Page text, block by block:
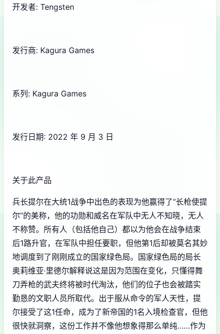
开发者: Tengsten
发行商: Kagura Games
系列: Kagura Games
发行日期: 2022 年 9 月 3 日
关于此产品
兵长提尔在大统1战争中出色的表现为他赢得了“长枪使提
尔”的美称，他的功勋和威名在军队中无人不知晓，无人
不称赞。所有人（包括他自己）都以为他会在战争结束
后1路升官，在军队中担任要职，但他第1后却被莫名其妙
地调度到了刚刚成立的国家绿色局。国家绿色局的局长
奥莉维亚·里德尔解释说这是因为范围在变化，只懂得舞
刀弄枪的武夫终将被时代淘汰，他们的位子也会被踏实
勤恳的文职人员所取代。出于服从命令的军人天性，提
尔接受了这1任命，成为了新帝国的1名入境检查官，但他
很快就洞察，这份工作并不像他想象得那么单纯……作为